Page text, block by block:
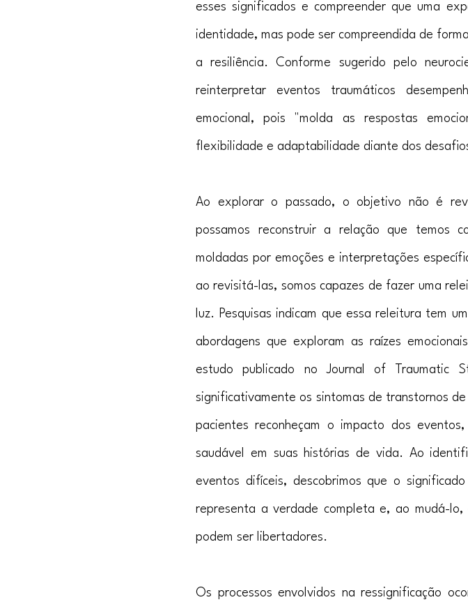
esses significados e compreender que uma
identidade, mas pode ser compreendida de
a resiliência. Conforme sugerido pelo
reinterpretar eventos traumáticos
emocional, pois "molda as respostas
flexibilidade e adaptabilidade diante dos
Ao explorar o passado, o objetivo não é
possamos reconstruir a relação que temos
moldadas por emoções e interpretações
ao revisitá-las, somos capazes de fazer uma
luz. Pesquisas indicam que essa releitura tem
abordagens que exploram as raízes
estudo publicado no Journal of Traumatic
significativamente os sintomas de transtornos
pacientes reconheçam o impacto dos
saudável em suas histórias de vida. Ao
eventos difíceis, descobrimos que o
representa a verdade completa e, ao mudá-
podem ser libertadores.
Os processos envolvidos na ressignificação